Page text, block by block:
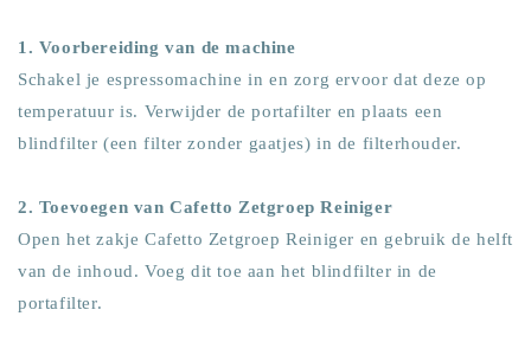
1. Voorbereiding van de machine
Schakel je espressomachine in en zorg ervoor dat deze op
temperatuur is. Verwijder de portafilter en plaats een
blindfilter (een filter zonder gaatjes) in de filterhouder.
2. Toevoegen van Cafetto Zetgroep Reiniger
Open het zakje Cafetto Zetgroep Reiniger en gebruik de helft
van de inhoud. Voeg dit toe aan het blindfilter in de
portafilter.